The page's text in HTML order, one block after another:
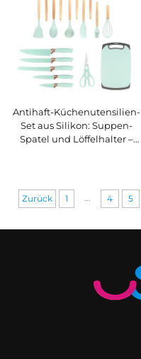
Löffelset
Antihaft-Küchenutensilien-
Set aus Silikon: Suppen-
Spatel und Löffelhalter –
Zurück 1 ... 4 5